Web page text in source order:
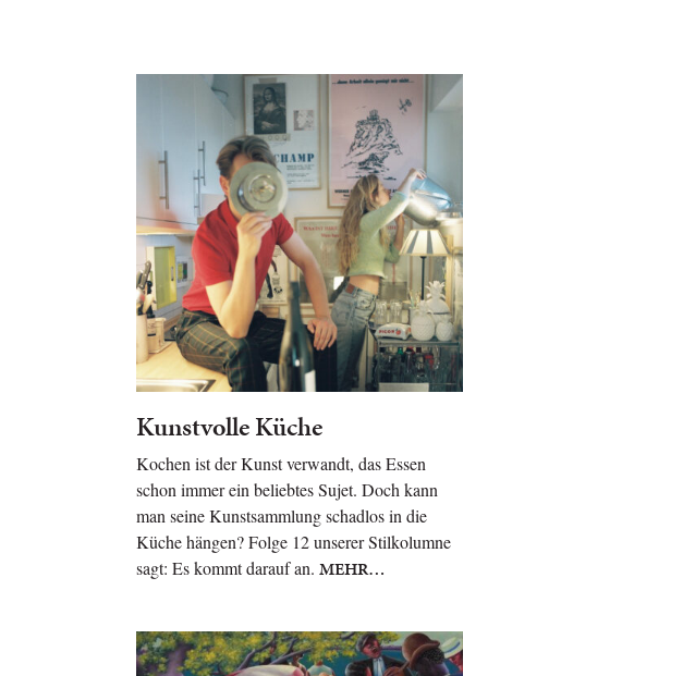
Kunstvolle Küche
Kochen ist der Kunst verwandt, das Essen
schon immer ein beliebtes Sujet. Doch kann
man seine Kunstsammlung schadlos in die
Küche hängen? Folge 12 unserer Stilkolumne
sagt: Es kommt darauf an. MEHR…